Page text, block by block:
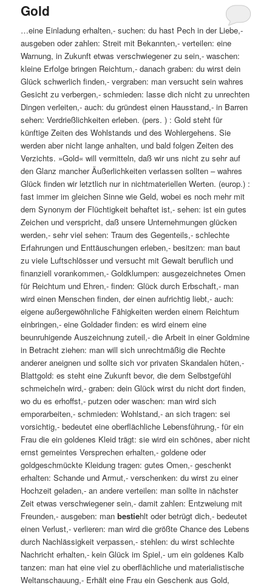
Gold
…eine Einladung erhalten,- suchen: du hast Pech in der Liebe,-
ausgeben oder zahlen: Streit mit Bekannten,- verteilen: eine
Warnung, in Zukunft etwas verschwiegener zu sein,- waschen:
kleine Erfolge bringen Reichtum,- danach graben: du wirst dein
Glück schwerlich finden,- vergraben: man versucht sein wahres
Gesicht zu verbergen,- schmieden: lasse dich nicht zu unrechten
Dingen verleiten,- auch: du gründest einen Hausstand,- in Barren
sehen: Verdrießlichkeiten erleben. (pers. ) : Gold steht für
künftige Zeiten des Wohlstands und des Wohlergehens. Sie
werden aber nicht lange anhalten, und bald folgen Zeiten des
Verzichts. »Gold« will vermitteln, daß wir uns nicht zu sehr auf
den Glanz mancher Äußerlichkeiten verlassen sollten – wahres
Glück finden wir letztlich nur in nichtmateriellen Werten. (europ.) :
fast immer im gleichen Sinne wie Geld, wobei es noch mehr mit
dem Synonym der Flüchtigkeit behaftet ist,- sehen: ist ein gutes
Zeichen und verspricht, daß unsere Unternehmungen glücken
werden,- sehr viel sehen: Traum des Gegenteils,- schlechte
Erfahrungen und Enttäuschungen erleben,- besitzen: man baut
zu viele Luftschlösser und versucht mit Gewalt beruflich und
finanziell vorankommen,- Goldklumpen: ausgezeichnetes Omen
für Reichtum und Ehren,- finden: Glück durch Erbschaft,- man
wird einen Menschen finden, der einen aufrichtig liebt,- auch:
eigene außergewöhnliche Fähigkeiten werden einem Reichtum
einbringen,- eine Goldader finden: es wird einem eine
beunruhigende Auszeichnung zuteil,- die Arbeit in einer Goldmine
in Betracht ziehen: man will sich unrechtmäßig die Rechte
anderer aneignen und sollte sich vor privaten Skandalen hüten,-
Blattgold: es steht eine Zukunft bevor, die dem Selbstgefühl
schmeicheln wird,- graben: dein Glück wirst du nicht dort finden,
wo du es erhoffst,- putzen oder waschen: man wird sich
emporarbeiten,- schmieden: Wohlstand,- an sich tragen: sei
vorsichtig,- bedeutet eine oberflächliche Lebensführung,- für ein
Frau die ein goldenes Kleid trägt: sie wird ein schönes, aber nicht
ernst gemeintes Versprechen erhalten,- goldene oder
goldgeschmückte Kleidung tragen: gutes Omen,- geschenkt
erhalten: Schande und Armut,- verschenken: du wirst zu einer
Hochzeit geladen,- an andere verteilen: man sollte in nächster
Zeit etwas verschwiegener sein,- damit zahlen: Entzweiung mit
Freunden,- ausgeben: manbestiehlt oder betrügt dich,- bedeutet
einen Verlust,- verlieren: man wird die größte Chance des Lebens
durch Nachlässigkeit verpassen,- stehlen: du wirst schlechte
Nachricht erhalten,- kein Glück im Spiel,- um ein goldenes Kalb
tanzen: man hat eine viel zu oberflächliche und materialistische
Weltanschauung,- Erhält eine Frau ein Geschenk aus Gold,